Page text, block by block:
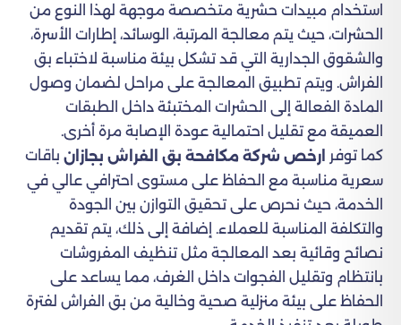
استخدام مبيدات حشرية متخصصة موجهة لهذا النوع من
الحشرات، حيث يتم معالجة المرتبة، الوسائد، إطارات الأسرة،
والشقوق الجدارية التي قد تشكل بيئة مناسبة لاختباء بق
الفراش. ويتم تطبيق المعالجة على مراحل لضمان وصول
المادة الفعالة إلى الحشرات المختبئة داخل الطبقات
العميقة مع تقليل احتمالية عودة الإصابة مرة أخرى.
كما توفر ارخص شركة مكافحة بق الفراش بجازان باقات
سعرية مناسبة مع الحفاظ على مستوى احترافي عالي في
الخدمة، حيث نحرص على تحقيق التوازن بين الجودة
والتكلفة المناسبة للعملاء. إضافة إلى ذلك، يتم تقديم
نصائح وقائية بعد المعالجة مثل تنظيف المفروشات
بانتظام وتقليل الفجوات داخل الغرف، مما يساعد على
الحفاظ على بيئة منزلية صحية وخالية من بق الفراش لفترة